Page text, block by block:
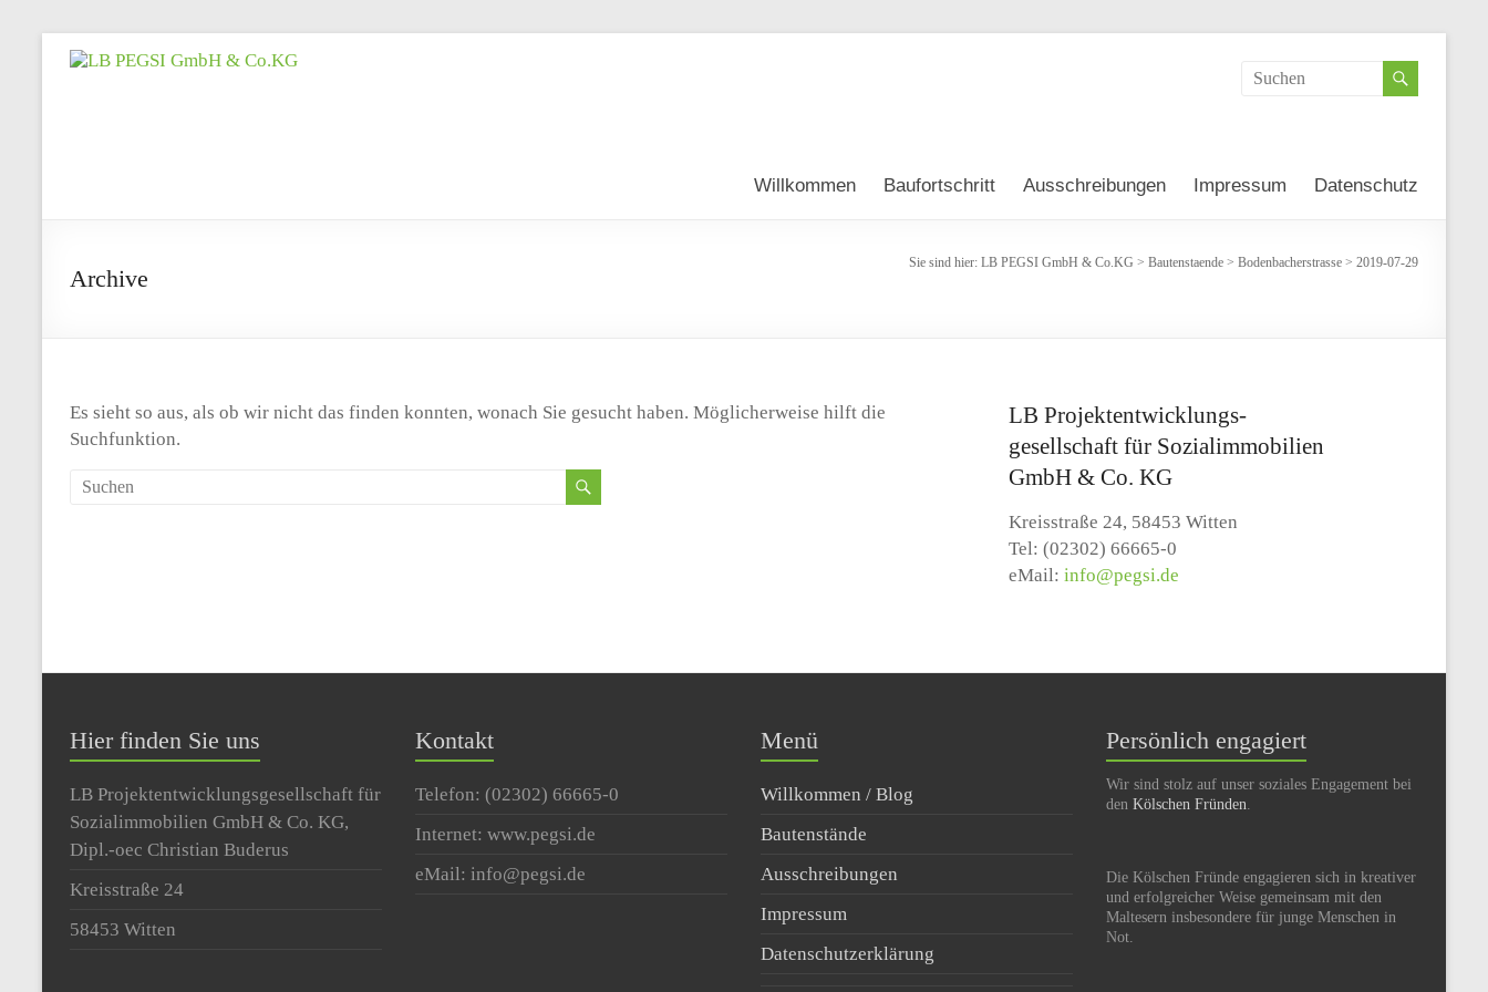
Inhalt
Co.KG
GmbH
KG
Willkommen Baufortschritt Ausschreibungen Impressum Datenschutz
Archive
Sie sind hier: LB PEGSI GmbH & Co.KG > Bautenstaende > Bodenbacherstrasse > 2019-07-29
Es sieht so aus, als ob wir nicht das finden konnten, wonach Sie gesucht haben. Möglicherweise hilft die
Suchfunktion.
LB Projektentwicklungs-
gesellschaft für Sozialimmobilien
GmbH & Co. KG
Kreisstraße 24, 58453 Witten
Tel: (02302) 66665-0
eMail: info@pegsi.de
Hier finden Sie uns
LB Projektentwicklungsgesellschaft für
Sozialimmobilien GmbH & Co. KG,
Dipl.-oec Christian Buderus
Kreisstraße 24
58453 Witten
Kontakt
Telefon: (02302) 66665-0
Internet: www.pegsi.de
eMail: info@pegsi.de
Menü
Willkommen / Blog
Bautenstände
Ausschreibungen
Impressum
Datenschutzerklärung
Persönlich engagiert
Wir sind stolz auf unser soziales Engagement bei
den Kölschen Fründen.
Die Kölschen Fründe engagieren sich in kreativer
und erfolgreicher Weise gemeinsam mit den
Maltesern insbesondere für junge Menschen in
Not.